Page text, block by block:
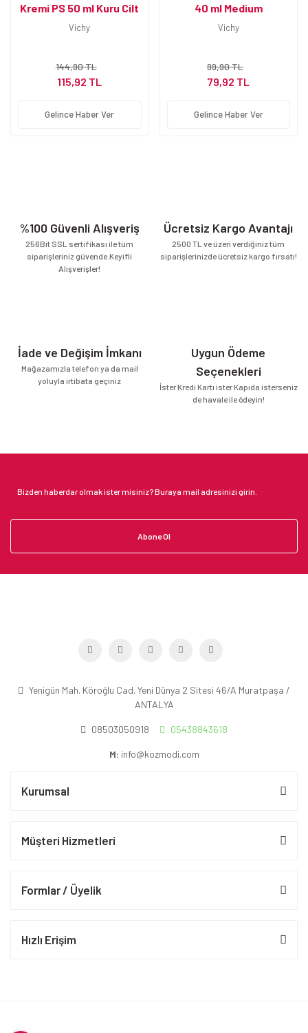
Kremi PS 50 ml Kuru Cilt
Vichy
144,90 TL
115,92 TL
Gelince Haber Ver
40 ml Medium
Nemlendirici
Vichy
99,90 TL
79,92 TL
Gelince Haber Ver
%100 Güvenli Alışveriş
256Bit SSL sertifikası ile tüm
siparişleriniz güvende.Keyifli
Alışverişler!
Ücretsiz Kargo Avantajı
2500 TL ve üzeri verdiğiniz tüm
siparişlerinizde ücretsiz kargo fırsatı!
İade ve Değişim İmkanı
Mağazamızla telefon ya da mail
yoluyla irtibata geçiniz
Uygun Ödeme
Seçenekleri
İster Kredi Kartı ister Kapıda isterseniz
de havale ile ödeyin!
Abone Ol
Yenigün Mah. Köroğlu Cad. Yeni Dünya 2 Sitesi 46/A Muratpaşa /
ANTALYA
08503050918 05438843618
M: info@kozmodi.com
Kurumsal
Müşteri Hizmetleri
Formlar / Üyelik
Hızlı Erişim